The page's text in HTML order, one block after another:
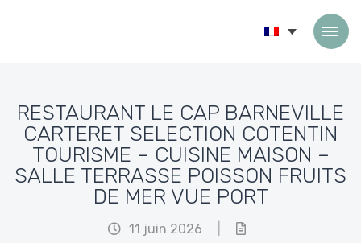
RESTAURANT LE CAP BARNEVILLE
CARTERET SELECTION COTENTIN
TOURISME – CUISINE MAISON –
SALLE TERRASSE POISSON FRUITS
DE MER VUE PORT
11 juin 2026